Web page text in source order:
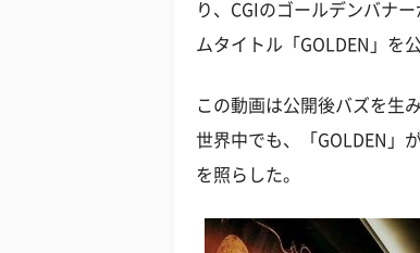
り、CGIのゴールデンバナ
ムタイトル「GOLDEN」を公
この動画は公開後バズを生
世界中でも、「GOLDEN」
を照らした。